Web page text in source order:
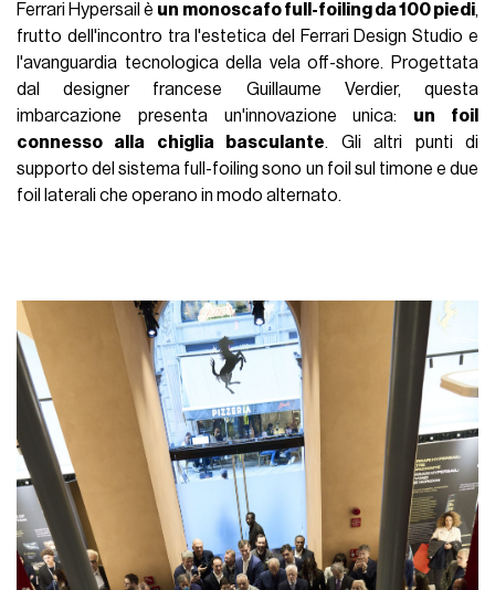
Ferrari Hypersail è un monoscafo full-foiling da 100 piedi,
frutto dell'incontro tra l'estetica del Ferrari Design Studio e
l'avanguardia tecnologica della vela off-shore. Progettata
dal designer francese Guillaume Verdier, questa
imbarcazione presenta un'innovazione unica: un foil
connesso alla chiglia basculante. Gli altri punti di
supporto del sistema full-foiling sono un foil sul timone e due
foil laterali che operano in modo alternato.